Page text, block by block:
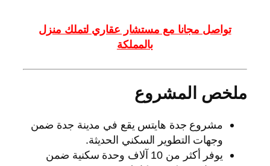
تواصل مجانا مع مستشار عقاري لتملك منزل
بالمملكة
ملخص المشروع
مشروع جدة هايتس يقع في مدينة جدة ضمن
وجهات التطوير السكني الحديثة.
يوفر أكثر من 10 آلاف وحدة سكنية ضمن